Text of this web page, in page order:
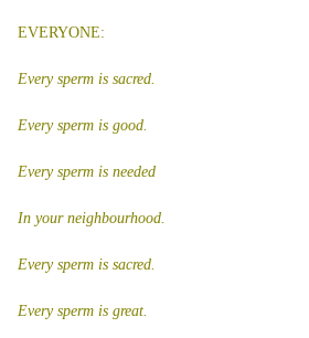
EVERYONE:
Every sperm is sacred.
Every sperm is good.
Every sperm is needed
In your neighbourhood.
Every sperm is sacred.
Every sperm is great.